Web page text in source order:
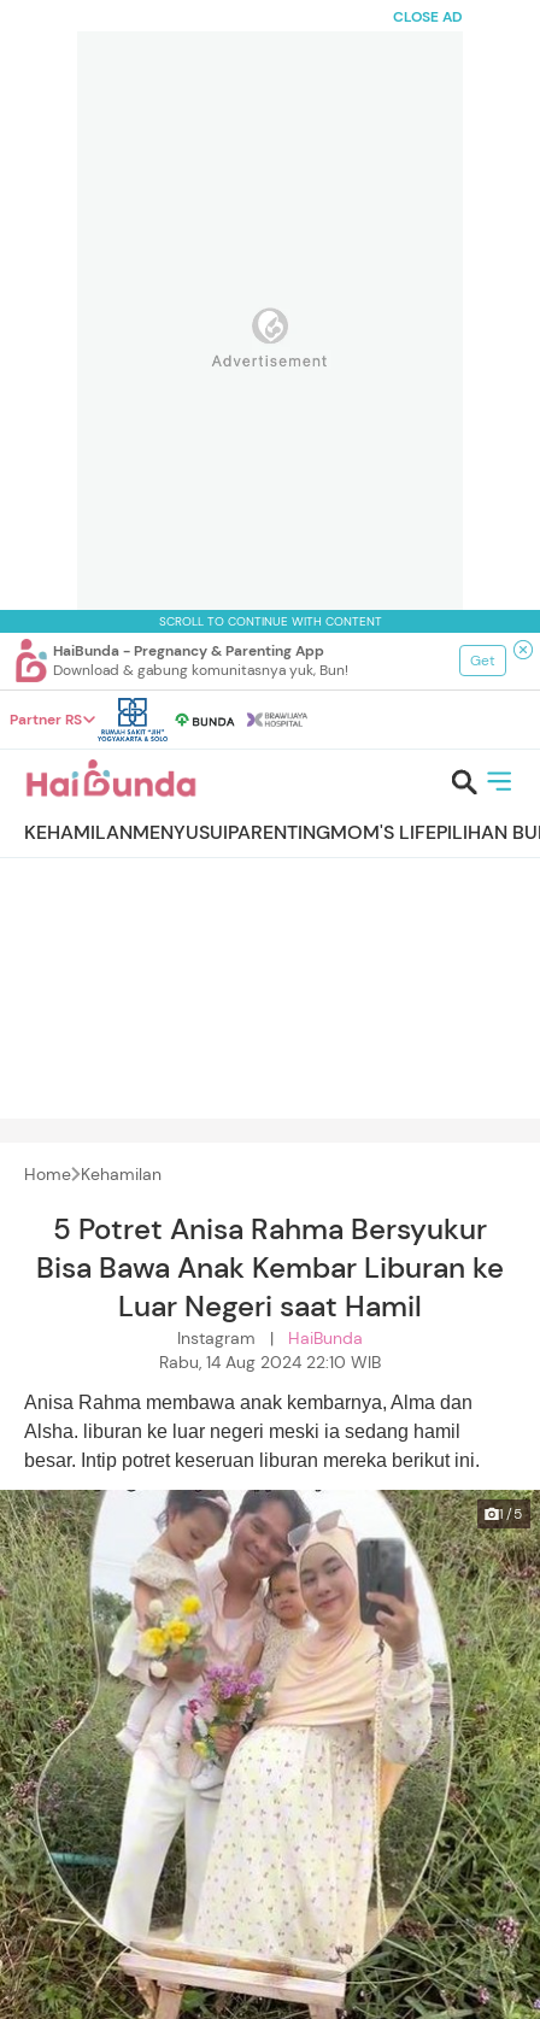
CLOSE AD
SCROLL TO CONTINUE WITH CONTENT
HaiBunda - Pregnancy & Parenting App
Download & gabung komunitasnya yuk, Bun!
Get
Partner RS
KEHAMILANMENYUSUIPARENTINGMOM'S LIFEPILIHAN
Home Kehamilan
5 Potret Anisa Rahma Bersyukur
Bisa Bawa Anak Kembar Liburan ke
Luar Negeri saat Hamil
Instagram | HaiBunda
Rabu, 14 Aug 2024 22:10 WIB
Anisa Rahma membawa anak kembarnya, Alma dan
Alsha. liburan ke luar negeri meski ia sedang hamil
besar. Intip potret keseruan liburan mereka berikut ini.
1/5